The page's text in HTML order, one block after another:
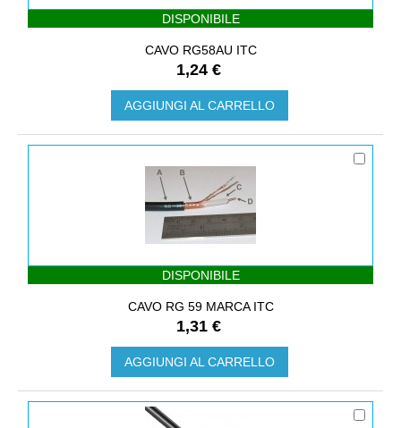
DISPONIBILE
CAVO RG58AU ITC
1,24 €
AGGIUNGI AL CARRELLO
DISPONIBILE
CAVO RG 59 MARCA ITC
1,31 €
AGGIUNGI AL CARRELLO